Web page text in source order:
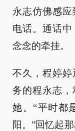
永志仿佛感
电话。通话
念念的牵挂。
不久，程婷
务的程永志
她。“平时都
阳。”回忆起